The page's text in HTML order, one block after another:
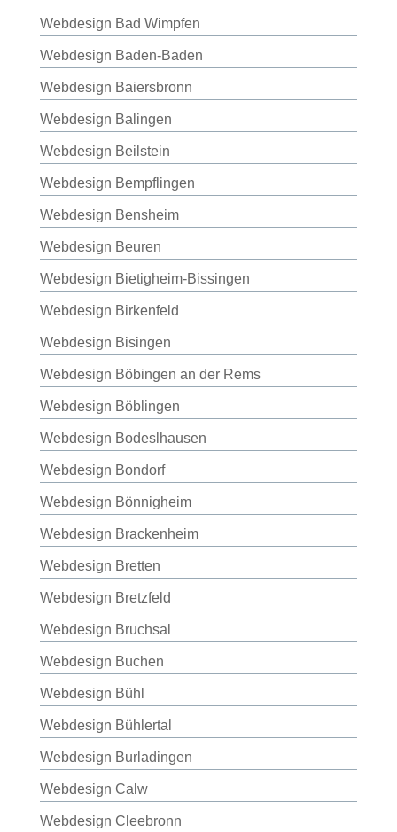
Webdesign Bad Wimpfen
Webdesign Baden-Baden
Webdesign Baiersbronn
Webdesign Balingen
Webdesign Beilstein
Webdesign Bempflingen
Webdesign Bensheim
Webdesign Beuren
Webdesign Bietigheim-Bissingen
Webdesign Birkenfeld
Webdesign Bisingen
Webdesign Böbingen an der Rems
Webdesign Böblingen
Webdesign Bodeslhausen
Webdesign Bondorf
Webdesign Bönnigheim
Webdesign Brackenheim
Webdesign Bretten
Webdesign Bretzfeld
Webdesign Bruchsal
Webdesign Buchen
Webdesign Bühl
Webdesign Bühlertal
Webdesign Burladingen
Webdesign Calw
Webdesign Cleebronn